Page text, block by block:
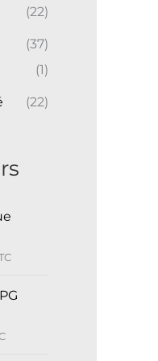
(22)
(37)
(1)
(22)